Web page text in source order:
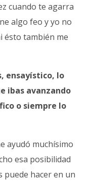
cuando te agarra
algo feo y yo no
ésto también me
ensayístico, lo
ibas avanzando
o siempre lo
ayudó muchísimo
esa posibilidad
puede hacer en un